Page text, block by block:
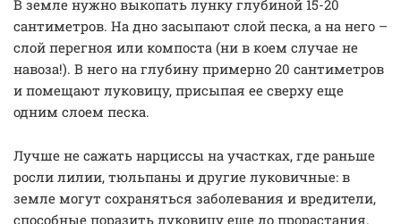
В земле нужно выкопать лунку глубиной 15-20
сантиметров. На дно засыпают слой песка, а на него –
слой перегноя или компоста (ни в коем случае не
навоза!). В него на глубину примерно 20 сантиметров
и помещают луковицу, присыпая ее сверху еще
одним слоем песка.
Лучше не сажать нарциссы на участках, где раньше
росли лилии, тюльпаны и другие луковичные: в
земле могут сохраняться заболевания и вредители,
способные поразить луковицу еще до прорастания.